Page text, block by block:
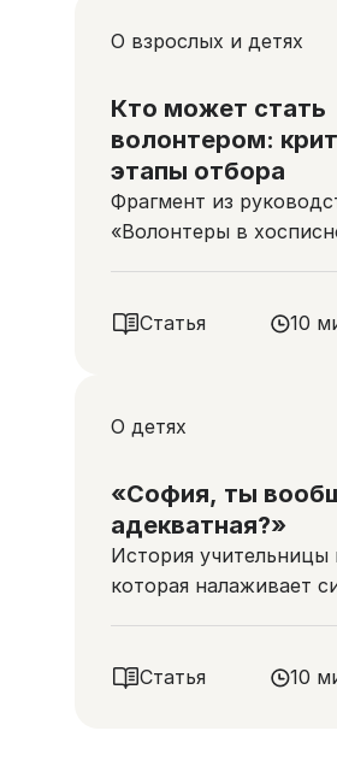
О взрослых и детях
Кто может стать
волонтером:
этапы отбора
Фрагмент из
«Волонтеры в
Статья 10
О детях
«София, ты
адекватная?»
История учительницы
которая налаживает
Статья
10